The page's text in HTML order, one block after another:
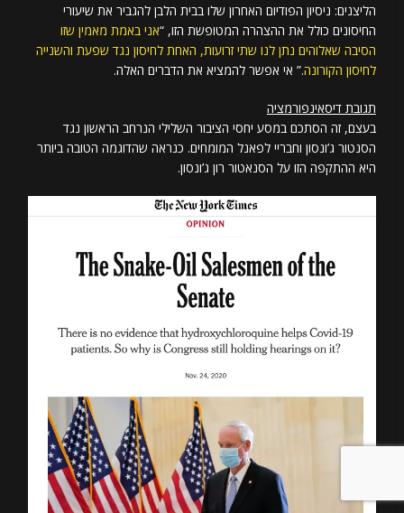
הליצנים: ניסיון הפודיום האחרון שלו בבית הלבן להגביר את שיעורי
החיסונים כולל את ההצהרה המטופשת הזו, “אני באמת מאמין שזו
הסיבה שאלוהים נתן לנו שתי זרועות, האחת לחיסון נגד שפעת והשנייה
לחיסון הקורונה.” אי אפשר להמציא את הדברים האלה.
תגובת דיסאינפורמציה
בעצם, זה הסתכם במסע יחסי הציבור השלילי הנרחב הראשון נגד
הסנטור ג’ונסון וחבריי לפאנל המומחים. כנראה שהדוגמה הטובה ביותר
היא ההתקפה הזו על הסנאטור רון ג’ונסון.